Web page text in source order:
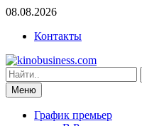
08.08.2026
Контакты
Меню
График премьер